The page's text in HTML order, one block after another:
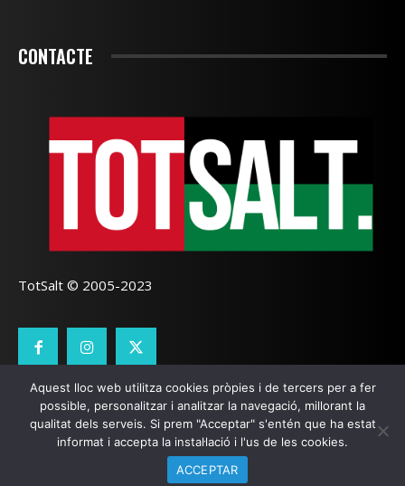
CONTACTE
TotSalt © 2005-2023
CONTACTE TOTSALT AVÍS LEGAL GALETES
SEO LOCALI PÀGINES WEB GIRONA ZOOOMWEB
Aquest lloc web utilitza cookies pròpies i de tercers per a fer
possible, personalitzar i analitzar la navegació, millorant la
qualitat dels serveis. Si prem "Acceptar" s'entén que ha estat
informat i accepta la instal·lació i l'us de les cookies.
ACCEPTAR